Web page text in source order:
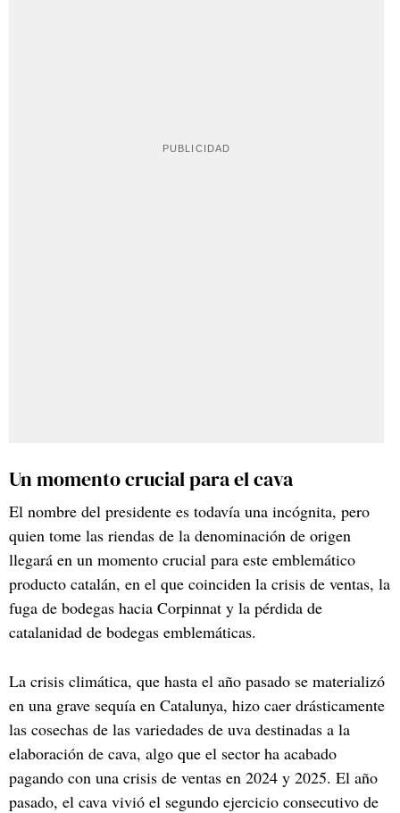
Un momento crucial para el cava
El nombre del presidente es todavía una incógnita, pero
quien tome las riendas de la denominación de origen
llegará en un momento crucial para este emblemático
producto catalán, en el que coinciden la crisis de ventas, la
fuga de bodegas hacia Corpinnat y la pérdida de
catalanidad de bodegas emblemáticas.
La crisis climática, que hasta el año pasado se materializó
en una grave sequía en Catalunya, hizo caer drásticamente
las cosechas de las variedades de uva destinadas a la
elaboración de cava, algo que el sector ha acabado
pagando con una crisis de ventas en 2024 y 2025. El año
pasado, el cava vivió el segundo ejercicio consecutivo de